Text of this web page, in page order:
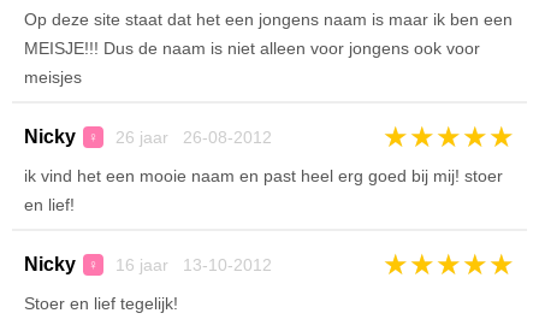
Op deze site staat dat het een jongens naam is maar ik ben een
MEISJE!!! Dus de naam is niet alleen voor jongens ook voor
meisjes
Nicky ♀ 26 jaar 26-08-2012 ★★★★★
ik vind het een mooie naam en past heel erg goed bij mij! stoer
en lief!
Nicky ♀ 16 jaar 13-10-2012 ★★★★★
Stoer en lief tegelijk!